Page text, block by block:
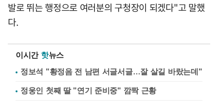
발로 뛰는 행정으로 여러분의 구청장이 되겠다"고 말했
다.
이시간 핫뉴스
정보석 "황정음 전 남편 서글서글…잘 살길 바랐는데"
정웅인 첫째 딸 "연기 준비중" 깜짝 근황